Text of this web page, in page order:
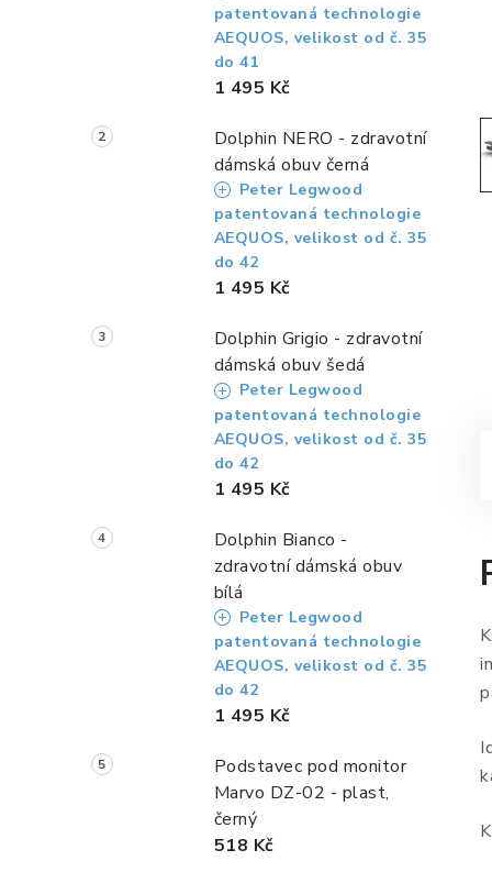
í
e
l
patentovaná technologie
AEQUOS, velikost od č. 35
do 41
1 495 Kč
Dolphin NERO - zdravotní
dámská obuv černá
Peter Legwood
patentovaná technologie
AEQUOS, velikost od č. 35
do 42
1 495 Kč
Dolphin Grigio - zdravotní
dámská obuv šedá
Peter Legwood
patentovaná technologie
AEQUOS, velikost od č. 35
do 42
1 495 Kč
Dolphin Bianco -
zdravotní dámská obuv
bílá
Peter Legwood
patentovaná technologie
AEQUOS, velikost od č. 35
do 42
1 495 Kč
Podstavec pod monitor
Marvo DZ-02 - plast,
černý
518 Kč